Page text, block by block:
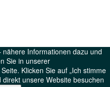
Informationen dazu und
Sie in unserer
Klicken Sie auf „Ich stimme
unsere Website besuchen